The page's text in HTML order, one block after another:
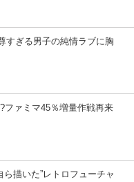
すぎる男子の純情ラブに胸
ファミマ45％増量作戦再来
描いた”レトロフューチャ